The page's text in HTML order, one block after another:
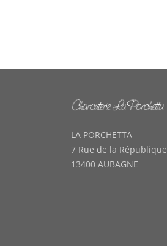
LA PORCHETTA
7 Rue de la République
13400 AUBAGNE